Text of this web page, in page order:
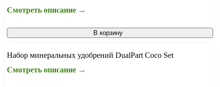
Смотреть описание →
В корзину
Набор минеральных удобрений DualPart Coco Set
Смотреть описание →